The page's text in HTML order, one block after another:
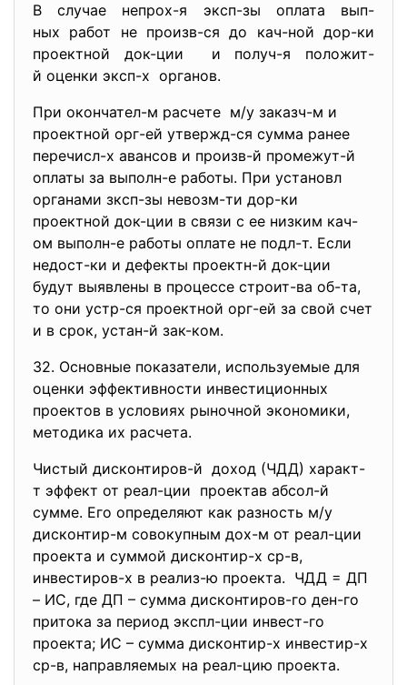
В случае непрох-я эксп-зы оплата вып-
ных работ не произв-ся до кач-ной дор-ки
проектной док-ции и получ-я положит-
й оценки эксп-х органов.
При окончател-м расчете м/у заказч-м и
проектной орг-ей утвержд-ся сумма ранее
перечисл-х авансов и произв-й промежут-й
оплаты за выполн-е работы. При установл
органами зксп-зы невозм-ти дор-ки
проектной док-ции в связи с ее низким кач-
ом выполн-е работы оплате не подл-т. Если
недост-ки и дефекты проектн-й док-ции
будут выявлены в процессе строит-ва об-та,
то они устр-ся проектной орг-ей за свой счет
и в срок, устан-й зак-ком.
32. Основные показатели, используемые для
оценки эффективности инвестиционных
проектов в условиях рыночной экономики,
методика их расчета.
Чистый дисконтиров-й доход (ЧДД) характ-
т эффект от реал-ции проектав абсол-й
сумме. Его определяют как разность м/у
дисконтир-м совокупным дох-м от реал-ции
проекта и суммой дисконтир-х ср-в,
инвестиров-х в реализ-ю проекта. ЧДД = ДП
– ИС, где ДП – сумма дисконтиров-го ден-го
притока за период экспл-ции инвест-го
проекта; ИС – сумма дисконтир-х инвестир-х
ср-в, направляемых на реал-цию проекта.